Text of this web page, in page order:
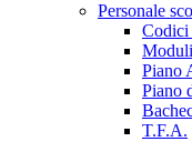
Personale
Codici
Piano
Piano
T.F.A.